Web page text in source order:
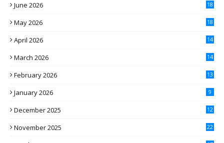
June 2026 18
May 2026 18
April 2026 14
March 2026 14
February 2026 13
January 2026 9
December 2025 12
November 2025 22